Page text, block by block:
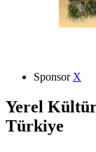
Sponsor X
Yerel
Türkiye